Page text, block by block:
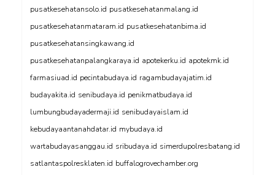
pusatkesehatansolo.id pusatkesehatanmalang.id
pusatkesehatanmataram.id pusatkesehatanbima.id
pusatkesehatansingkawang.id
pusatkesehatanpalangkaraya.id apotekerku.id apotekmk.id
farmasiuad.id pecintabudaya.id ragambudayajatim.id
budayakita.id senibudaya.id penikmatbudaya.id
lumbungbudayadermaji.id senibudayaislam.id
kebudayaantanahdatar.id mybudaya.id
wartabudayasanggau.id sribudaya.id simerdupolresbatang.id
satlantaspolresklaten.id buffalogrovechamber.org